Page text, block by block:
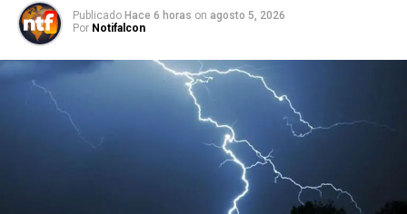
Publicado Hace 6 horas on agosto 5, 2026
Por Notifalcon